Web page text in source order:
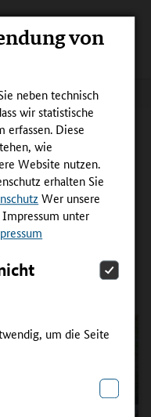
von
neben technisch
wir statistische
erfassen. Diese
wie
Website nutzen.
erhalten Sie
Wer unsere
unter
um die Seite
Handwerk
praktisch,
Perspektiven
direkt an
Nachfrage.